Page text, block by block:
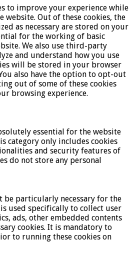
to improve your experience while
website. Out of these cookies, the
as necessary are stored on your
for the working of basic
We also use third-party
and understand how you use
will be stored in your browser
also have the option to opt-out
out of some of these cookies
browsing experience.
essential for the website
category only includes cookies
and security features of
do not store any personal
be particularly necessary for the
used specifically to collect user
ads, other embedded contents
cookies. It is mandatory to
to running these cookies on